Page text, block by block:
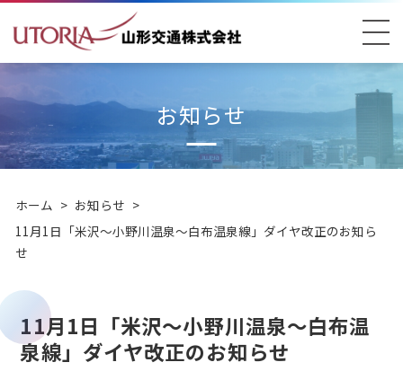
お知らせ
ホーム > お知らせ >
11月1日「米沢～小野川温泉～白布温泉線」ダイヤ改正のお知ら
せ
11月1日「米沢～小野川温泉～白布温
泉線」ダイヤ改正のお知らせ